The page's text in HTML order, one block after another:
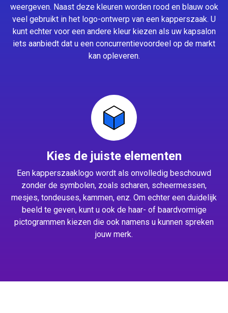
weergeven. Naast deze kleuren worden rood en blauw ook
veel gebruikt in het logo-ontwerp van een kapperszaak. U
kunt echter voor een andere kleur kiezen als uw kapsalon
iets aanbiedt dat u een concurrentievoordeel op de markt
kan opleveren.
Kies de juiste elementen
Een kapperszaaklogo wordt als onvolledig beschouwd
zonder de symbolen, zoals scharen, scheermessen,
mesjes, tondeuses, kammen, enz. Om echter een duidelijk
beeld te geven, kunt u ook de haar- of baardvormige
pictogrammen kiezen die ook namens u kunnen spreken
jouw merk.